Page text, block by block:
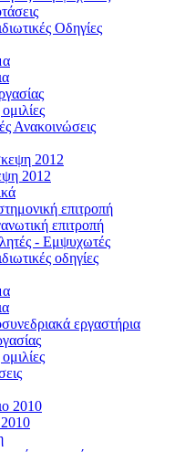
Οδηγίες
Ανακοινώσεις
2012
2012
επιτροπή
επιτροπή
- Εμψυχωτές
οδηγίες
εργαστήρια
2010